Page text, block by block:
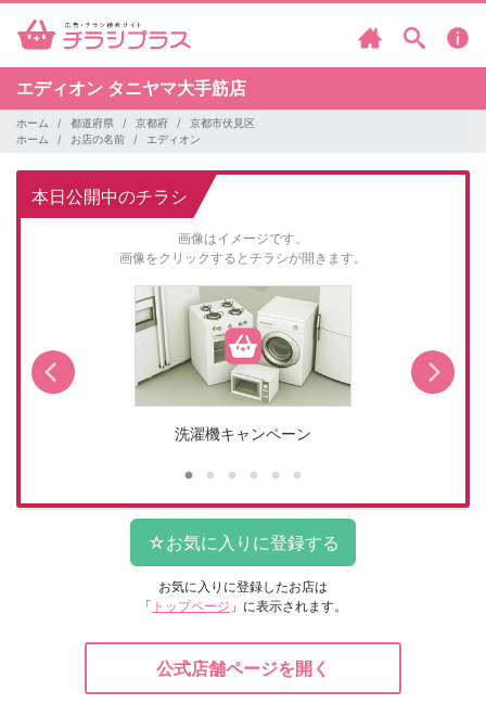
エディオン タニヤマ大手筋店
ホーム 都道府県 京都府
京都市伏見区
ホーム
お店の名前 エディオン
本日公開中のチラシ
画像はイメージです。
画像をクリックするとチラシが開きます。
洗濯機キャンペーン
お気に入りに登録したお店は
「 トップページ 」に表示されます。
公式店舗ページを開く